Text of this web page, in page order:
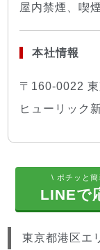
屋内禁煙、喫
本社情報
〒160-0022
ヒューリック
\ ポチッと簡
LINEで
東京都港区エ